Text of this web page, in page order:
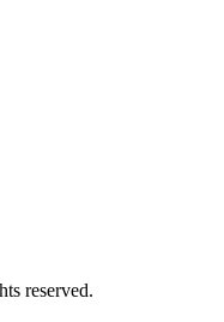
reserved.